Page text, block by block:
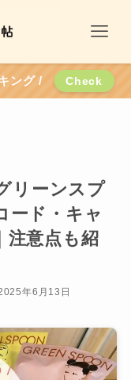
ング / Check
リーンスプ
ード・キャ
注意点も紹
年6月13日